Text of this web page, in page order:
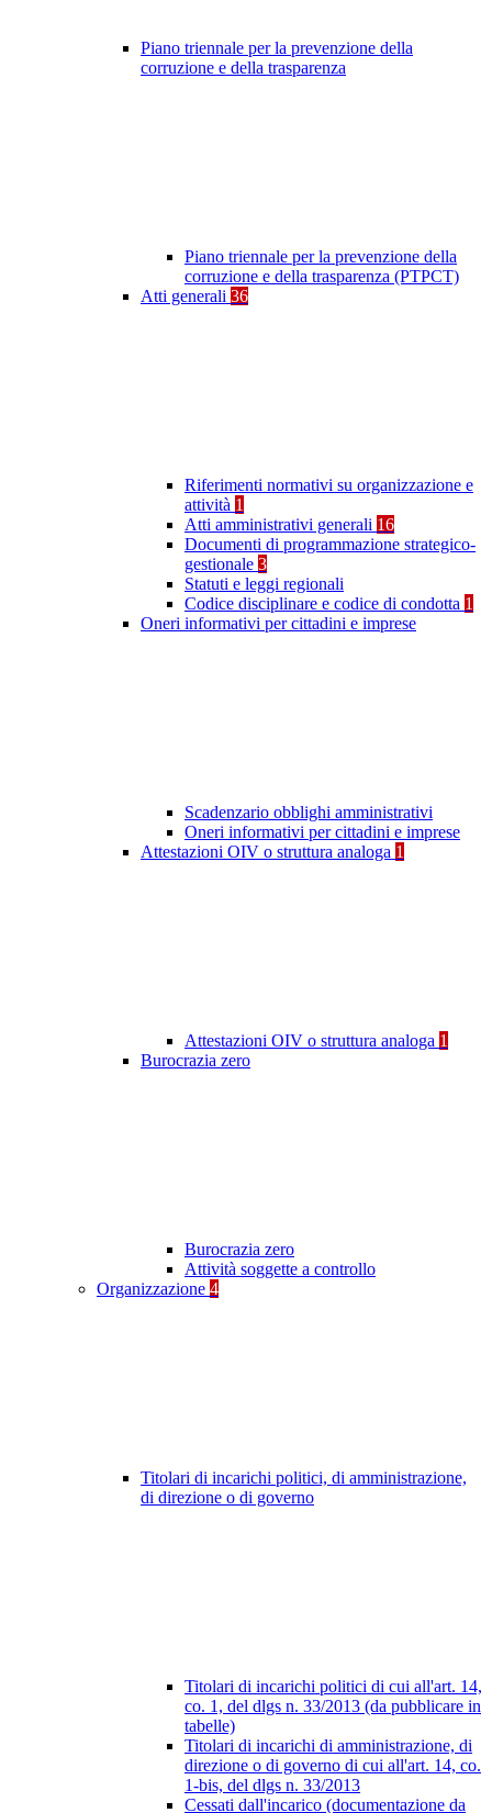
Piano triennale per la prevenzione della
corruzione e della trasparenza
Piano triennale per la prevenzione della
corruzione e della trasparenza (PTPCT)
Atti generali 36
Riferimenti normativi su organizzazione e
attività 1
Atti amministrativi generali 16
Documenti di programmazione strategico-
gestionale 3
Statuti e leggi regionali
Codice disciplinare e codice di condotta 1
Oneri informativi per cittadini e imprese
Scadenzario obblighi amministrativi
Oneri informativi per cittadini e imprese
Attestazioni OIV o struttura analoga 1
Attestazioni OIV o struttura analoga 1
Burocrazia zero
Burocrazia zero
Attività soggette a controllo
Organizzazione 4
Titolari di incarichi politici, di amministrazione,
di direzione o di governo
Titolari di incarichi politici di cui all'art. 14,
co. 1, del dlgs n. 33/2013 (da pubblicare in
tabelle)
Titolari di incarichi di amministrazione, di
direzione o di governo di cui all'art. 14, co.
1-bis, del dlgs n. 33/2013
Cessati dall'incarico (documentazione da